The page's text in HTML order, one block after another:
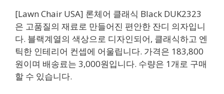
[Lawn Chair USA] 론체어 클래식 Black DUK2323
은 고품질의 재료로 만들어진 편안한 잔디 의자입니
다. 블랙계열의 색상으로 디자인되어, 클래식하고 엔
틱한 인테리어 컨셉에 어울립니다. 가격은 183,800
원이며 배송료는 3,000원입니다. 수량은 1개로 구매
할 수 있습니다.